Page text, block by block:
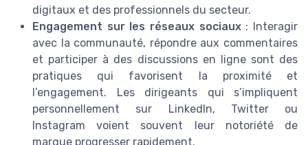
digitaux et des professionnels du secteur.
Engagement sur les réseaux sociaux: Interagir
avec la communauté, répondre aux commentaires
et participer à des discussions en ligne sont des
pratiques qui favorisent la proximité et
l’engagement. Les dirigeants qui s’impliquent
personnellement sur LinkedIn, Twitter ou
Instagram voient souvent leur notoriété de
marque progresser rapidement.